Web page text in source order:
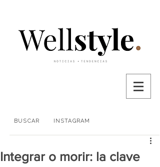
BUSCAR INSTAGRAM
Integrar o morir: la clave